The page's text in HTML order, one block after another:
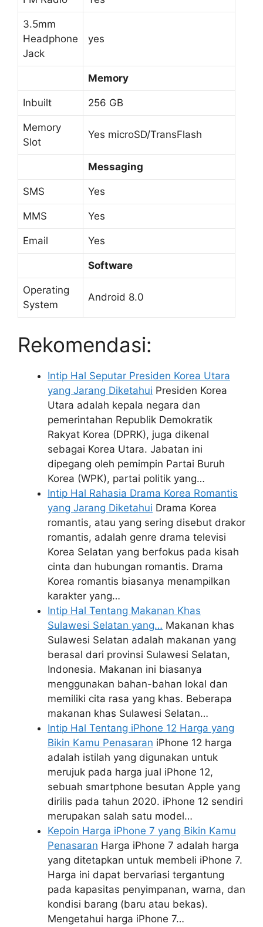
3.5mm
Headphone
Jack
yes
Memory
Inbuilt 256 GB
Memory
Slot
Yes microSD/TransFlash
Messaging
SMS Yes
MMS Yes
Email Yes
Software
Operating
System
Android 8.0
Rekomendasi:
Intip Hal Seputar Presiden Korea Utara
yang Jarang Diketahui Presiden Korea
Utara adalah kepala negara dan
pemerintahan Republik Demokratik
Rakyat Korea (DPRK), juga dikenal
sebagai Korea Utara. Jabatan ini
dipegang oleh pemimpin Partai Buruh
Korea (WPK), partai politik yang…
Intip Hal Rahasia Drama Korea Romantis
yang Jarang Diketahui Drama Korea
romantis, atau yang sering disebut drakor
romantis, adalah genre drama televisi
Korea Selatan yang berfokus pada kisah
cinta dan hubungan romantis. Drama
Korea romantis biasanya menampilkan
karakter yang…
Intip Hal Tentang Makanan Khas
Sulawesi Selatan yang… Makanan khas
Sulawesi Selatan adalah makanan yang
berasal dari provinsi Sulawesi Selatan,
Indonesia. Makanan ini biasanya
menggunakan bahan-bahan lokal dan
memiliki cita rasa yang khas. Beberapa
makanan khas Sulawesi Selatan…
Intip Hal Tentang iPhone 12 Harga yang
Bikin Kamu Penasaran iPhone 12 harga
adalah istilah yang digunakan untuk
merujuk pada harga jual iPhone 12,
sebuah smartphone besutan Apple yang
dirilis pada tahun 2020. iPhone 12 sendiri
merupakan salah satu model…
Kepoin Harga iPhone 7 yang Bikin Kamu
Penasaran Harga iPhone 7 adalah harga
yang ditetapkan untuk membeli iPhone 7.
Harga ini dapat bervariasi tergantung
pada kapasitas penyimpanan, warna, dan
kondisi barang (baru atau bekas).
Mengetahui harga iPhone 7…